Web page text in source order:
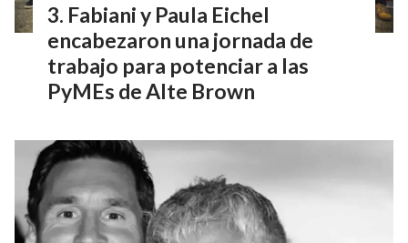
Fabiani y Paula Eichel
encabezaron una jornada de
trabajo para potenciar a las
PyMEs de Alte Brown